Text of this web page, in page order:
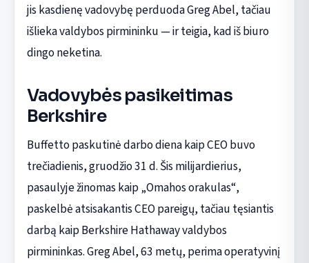
jis kasdienę vadovybę perduoda Greg Abel, tačiau
išlieka valdybos pirmininku — ir teigia, kad iš biuro
dingo neketina.
Vadovybės pasikeitimas
Berkshire
Buffetto paskutinė darbo diena kaip CEO buvo
trečiadienis, gruodžio 31 d. Šis milijardierius,
pasaulyje žinomas kaip „Omahos orakulas“,
paskelbė atsisakantis CEO pareigų, tačiau tęsiantis
darbą kaip Berkshire Hathaway valdybos
pirmininkas. Greg Abel, 63 metų, perima operatyvinį